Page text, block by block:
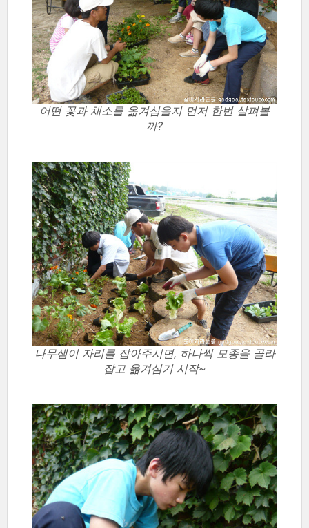
어떤 꽃과 채소를 옮겨심을지 먼저 한번 살펴볼
까?
나무샘이 자리를 잡아주시면, 하나씩 모종을 골라
잡고 옮겨심기 시작~